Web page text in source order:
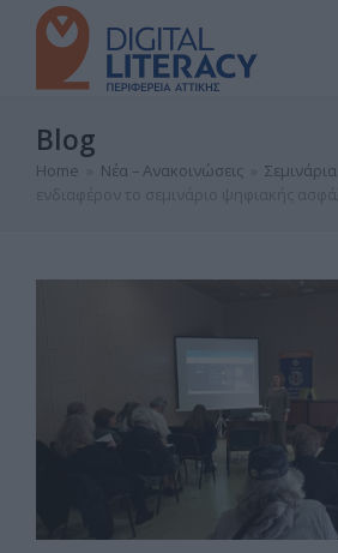
Blog
Home Νέα – Ανακοινώσεις Σεμινάρια